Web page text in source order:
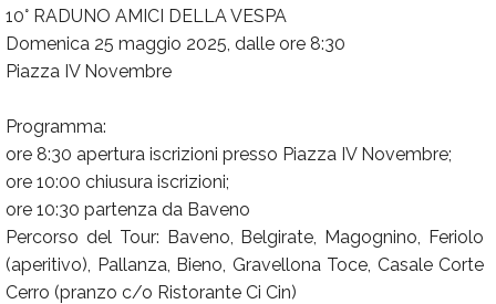
10° RADUNO AMICI DELLA VESPA
Domenica 25 maggio 2025, dalle ore 8:30
Piazza IV Novembre
Programma:
ore 8:30 apertura iscrizioni presso Piazza IV Novembre;
ore 10:00 chiusura iscrizioni;
ore 10:30 partenza da Baveno
Percorso del Tour: Baveno, Belgirate, Magognino, Feriolo
(aperitivo), Pallanza, Bieno, Gravellona Toce, Casale Corte
Cerro (pranzo c/o Ristorante Ci Cin)